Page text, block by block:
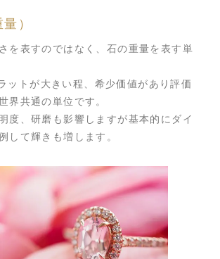
）
を表すのではなく、石の重量を表す単
トが大きい程、希少価値があり評価
界共通の単位です。
度、研磨も影響しますが基本的にダイ
して輝きも増します。